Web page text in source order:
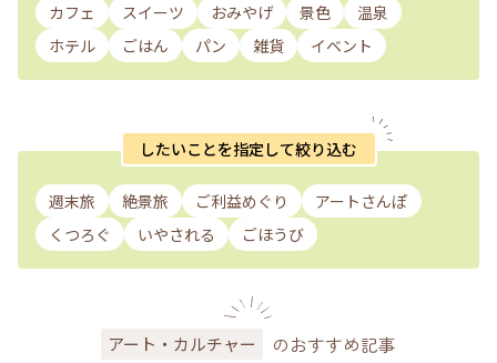
カフェ スイーツ おみやげ 景色
温泉
ホテル
ごはん パン 雑貨 イベント
したいことを指定して絞り込む
週末旅 絶景旅 ご利益めぐり
アートさんぽ
くつろぐ
いやされる ごほうび
アート・カルチャー のおすすめ記事